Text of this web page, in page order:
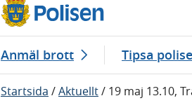
Anmäl brott Tipsa
Startsida /Aktuellt/ 19 maj 13.10,